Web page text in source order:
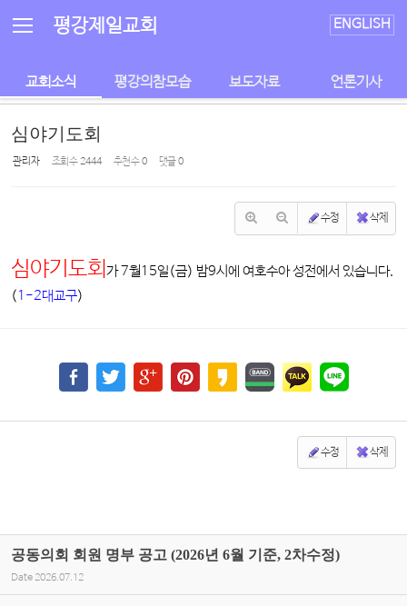
평강제일교회 ENGLISH
교회소식 평강의참모습 보도자료 언론기사
심야기도회
관리자 조회 수2444 추천 수0 댓글0
수정 삭제
심야기도회 가 7월15일(금) 밤9시에 여호수아 성전에서 있습니다.
(1-2대교구)
수정 삭제
공동의회 회원 명부 공고 (2026년 6월 기준, 2차수정)
Date 2026.07.12